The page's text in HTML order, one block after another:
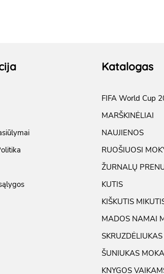
Katalogas
FIFA World Cup
MARŠKINĖLIAI
NAUJIENOS
RUOŠIUOSI
ŽURNALŲ
KUTIS
KIŠKUTIS
MADOS NAMAI
ŠUNIUKAS
KNYGOS